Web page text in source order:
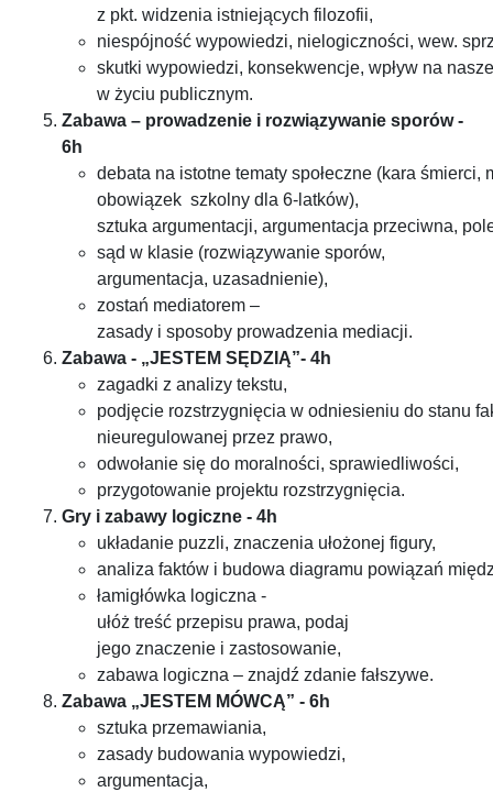
z pkt. widzenia istniejących filozofii,
niespójność wypowiedzi, nielogiczności, wew.
skutki wypowiedzi, konsekwencje, wpływ na
w życiu publicznym.
Zabawa – prowadzenie i rozwiązywanie sporów -
6h
debata na istotne tematy społeczne (kara śmierci,
obowiązek szkolny dla 6-latków),
sztuka argumentacji, argumentacja przeciwna,
sąd w klasie (rozwiązywanie sporów,
argumentacja, uzasadnienie),
zostań mediatorem –
zasady i sposoby prowadzenia mediacji.
Zabawa - „JESTEM SĘDZIĄ”- 4h
zagadki z analizy tekstu,
podjęcie rozstrzygnięcia w odniesieniu do stanu
nieuregulowanej przez prawo,
odwołanie się do moralności, sprawiedliwości,
przygotowanie projektu rozstrzygnięcia.
Gry i zabawy logiczne - 4h
układanie puzzli, znaczenia ułożonej figury,
analiza faktów i budowa diagramu powiązań
łamigłówka logiczna -
ułóż treść przepisu prawa, podaj
jego znaczenie i zastosowanie,
zabawa logiczna – znajdź zdanie fałszywe.
Zabawa „JESTEM MÓWCĄ” - 6h
sztuka przemawiania,
zasady budowania wypowiedzi,
argumentacja,